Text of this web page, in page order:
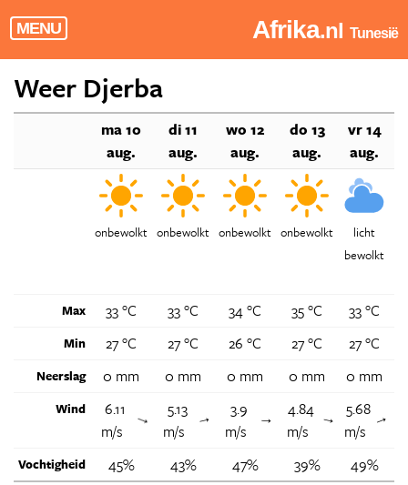
MENU Afrika.nl Tunesië
Weer Djerba
ma 10
aug.
di 11
aug.
wo 12
aug.
do 13
aug.
vr 14
aug.
onbewolkt onbewolkt onbewolkt onbewolkt
licht
bewolkt
Max 33 °C 33 °C 34 °C 35 °C 33 °C
Min 27 °C 27 °C 26 °C 27 °C 27 °C
Neerslag 0 mm 0 mm 0 mm 0 mm 0 mm
Wind
6.11
m/s
↑
5.13
m/s
↑
3.9
m/s
↑
4.84
m/s
↑
5.68
m/s
↑
Vochtigheid 45% 43% 47% 39% 49%